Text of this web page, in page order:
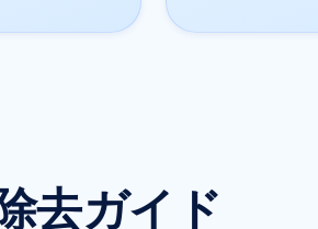
去ガイド